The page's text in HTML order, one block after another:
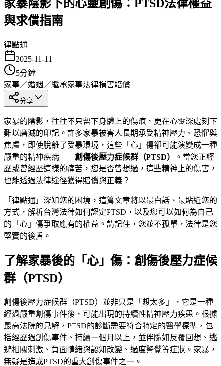
家暴陰影下的心靈創傷：PTSD法律權益
與求償指南
律點通
2025-11-11
5分鐘
家事／婚姻／繼承家事法律損害賠償
分享
家暴的陰影，往往不只留下身體上的傷痕，更在心靈深處刻下
難以磨滅的印記。許多家暴被害人長期承受精神壓力、恐懼與
焦慮，即使脫離了受暴環境，這些「心」傷卻可能演變成一種
嚴重的精神疾病——創傷後壓力症候群（PTSD）
。當您正經
歷或曾經歷這樣的痛苦，您是否曾想過，這些精神上的傷害，
也能透過法律途徑獲得賠償與正義？
「律點通」深知您的困境，這篇文章將以最白話、最貼近您的
方式，解析台灣法律如何認定PTSD，以及您可以如何為自己
的「心」傷爭取應有的權益。請記住，您並不孤單，法律是您
堅實的後盾。
了解家暴後的「心」傷：創傷後壓力症候
群（PTSD）
創傷後壓力症候群（PTSD）並非只是「想太多」，它是一種
經過嚴重創傷事件後，可能出現的持續性精神壓力疾患。根據
最高法院的見解，PTSD的診斷需要符合特定的醫學標準，包
括經歷過創傷事件、持續一個月以上，並伴隨如反覆回想、逃
避相關刺激、負面情緒與認知改變、過度警覺等症狀。家暴，
無疑是造成PTSD的重大創傷事件之一。